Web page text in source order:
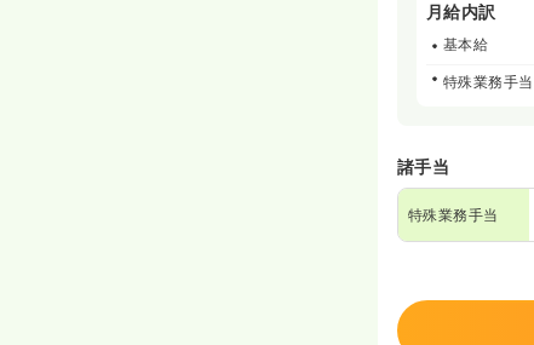
月給内訳
基本給
特殊業務手当
諸手当
特殊業務手当